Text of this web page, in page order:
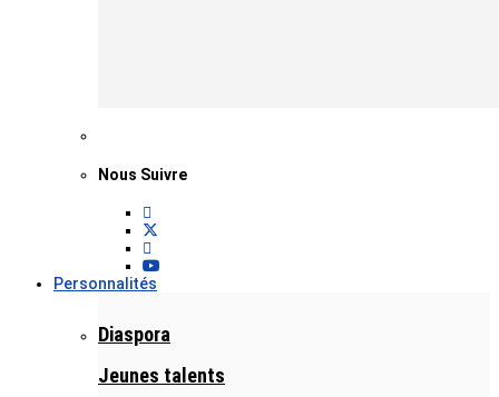
Nous Suivre
Personnalités
Diaspora
Jeunes talents